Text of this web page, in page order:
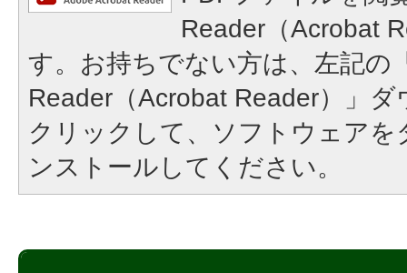
Reader（Acrobat
す。お持ちでない方は、左記の
Reader（Acrobat Reader）」
クリックして、ソフトウェア
ンストールしてください。